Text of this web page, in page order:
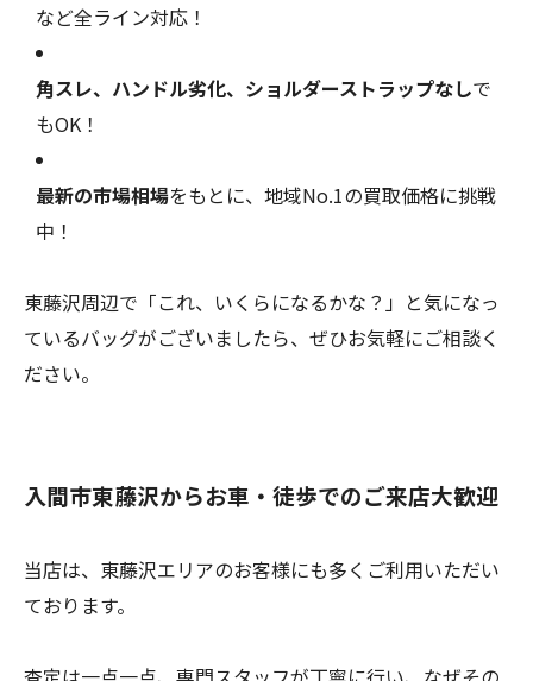
など全ライン対応！
角スレ、ハンドル劣化、ショルダーストラップなしで
もOK！
最新の市場相場をもとに、地域No.1の買取価格に挑戦
中！
東藤沢周辺で「これ、いくらになるかな？」と気になっ
ているバッグがございましたら、ぜひお気軽にご相談く
ださい。
入間市東藤沢からお車・徒歩でのご来店大歓迎
当店は、東藤沢エリアのお客様にも多くご利用いただい
ております。